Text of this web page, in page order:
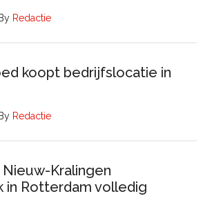
By Redactie
koopt bedrijfslocatie in
By Redactie
Kralingen
in Rotterdam volledig